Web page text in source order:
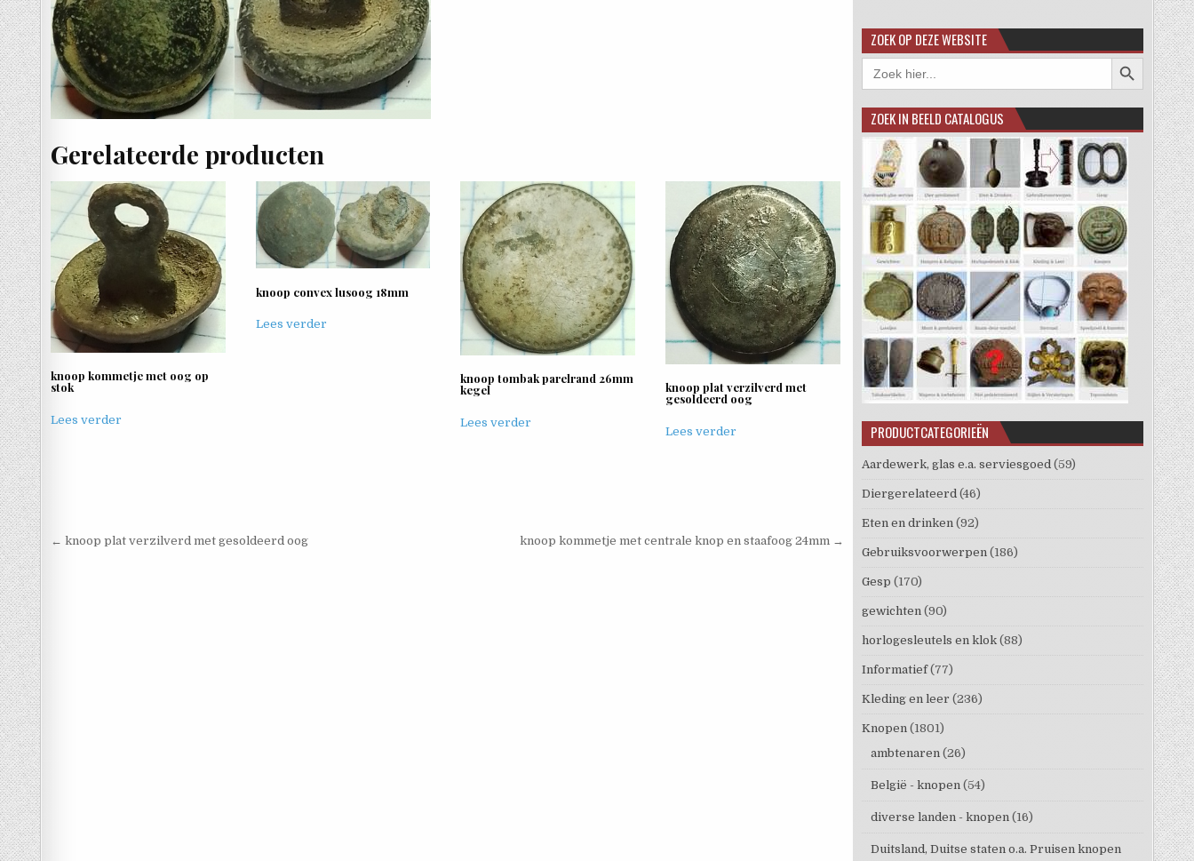
Gerelateerde producten
knoop kommetje met oog op
stok
Lees verder
knoop convex lusoog 18mm
Lees verder
knoop tombak parelrand 26mm
kegel
Lees verder
knoop plat verzilverd met
gesoldeerd oog
Lees verder
Berichtnavigatie
← knoop plat verzilverd met gesoldeerd oog knoop kommetje met centrale knop en staafoog 24mm →
ZOEK OP DEZE WEBSITE
Zoek
naar:
Zoekknop
ZOEK IN BEELD CATALOGUS
PRODUCTCATEGORIEËN
Aardewerk, glas e.a. serviesgoed (59)
Diergerelateerd (46)
Eten en drinken (92)
Gebruiksvoorwerpen (186)
Gesp (170)
gewichten (90)
horlogesleutels en klok (88)
Informatief (77)
Kleding en leer (236)
Knopen (1801)
ambtenaren (26)
België - knopen (54)
diverse landen - knopen (16)
Duitsland, Duitse staten o.a. Pruisen knopen